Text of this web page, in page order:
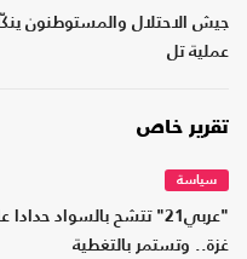
جيش الاحتلال والمستوطنون
عملية تل
تقرير خاص
سياسة
"عربي21" تتشح بالسواد
غزة.. وتستمر بالتغطية